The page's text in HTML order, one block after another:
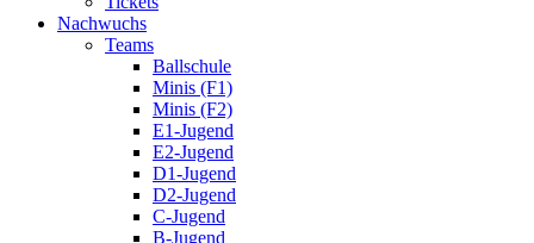
Nachwuchs
Teams
Ballschule
Minis (F1)
Minis (F2)
E1-Jugend
E2-Jugend
D1-Jugend
D2-Jugend
C-Jugend
B-Jugend